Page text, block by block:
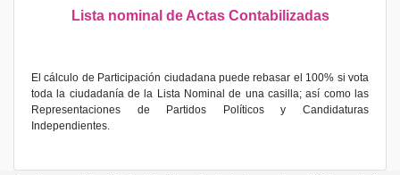
Lista nominal de Actas Contabilizadas
El cálculo de Participación ciudadana puede rebasar el 100% si vota
toda la ciudadanía de la Lista Nominal de una casilla; así como las
Representaciones de Partidos Políticos y Candidaturas
Independientes.